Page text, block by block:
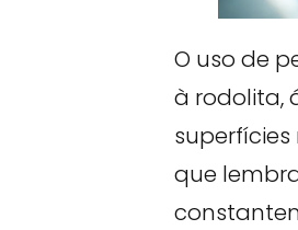
O uso de
à rodolita,
que